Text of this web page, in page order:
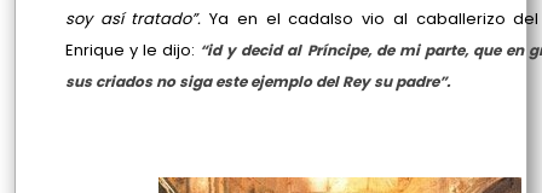
soy así tratado”. Ya en el cadalso vio al caballerizo
Enrique y le dijo: “id y decid al Príncipe, de mi parte, que en
sus criados no siga este ejemplo del Rey su padre”.